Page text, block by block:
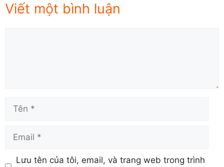
Viết một bình luận
Tên
Email
Lưu tên của tôi, email, và trang web trong trình